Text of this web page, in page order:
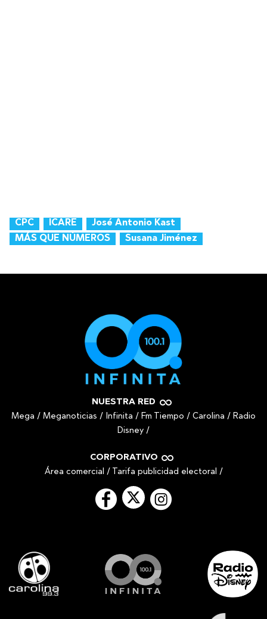
CPC ICARE
José Antonio Kast
MÁS QUE NÚMEROS
Susana Jiménez
NUESTRA RED
Mega / Meganoticias / Infinita / Fm Tiempo / Carolina / Radio
Disney /
CORPORATIVO
Área comercial / Tarifa publicidad electoral /